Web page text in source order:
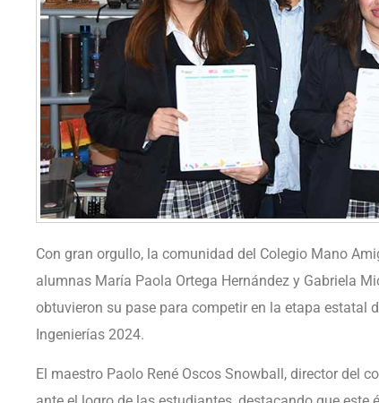
Con gran orgullo, la comunidad del Colegio Mano
alumnas María Paola Ortega Hernández y Gabriela
obtuvieron su pase para competir en la etapa estatal
Ingenierías 2024.
El maestro Paolo René Oscos Snowball, director del